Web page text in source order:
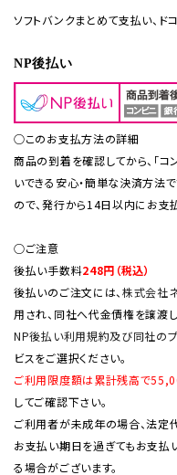
ソフトバンクまとめて支払い、ド
NP後払い
○このお支払方法の詳細
商品の到着を確認してから、「コ
いできる安心・簡単な決済方法で
ので、発行から14日以内にお支
○ご注意
後払い手数料248円（税込）
後払いのご注文には、 株式会社
用され、同社へ代金債権を譲渡し
NP後払い利用規約及び同社の
ビスをご選択ください。
ご利用限度額は累計残高で
してご確認下さい。
ご利用者が未成年の場合、法定
お支払い期日を過ぎてもお支払
る場合がございます。